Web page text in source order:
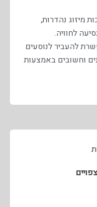
מיזוג נהדרות,
לחוויה.
להעביר לנוסעים
וחשובים באמצעות